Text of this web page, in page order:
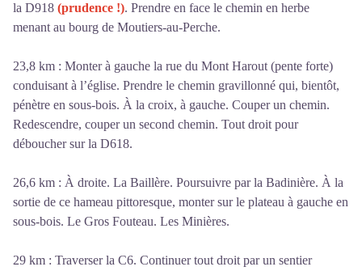
la D918 (prudence !). Prendre en face le chemin en herbe
menant au bourg de Moutiers-au-Perche.
23,8 km : Monter à gauche la rue du Mont Harout (pente forte)
conduisant à l’église. Prendre le chemin gravillonné qui, bientôt,
pénètre en sous-bois. À la croix, à gauche. Couper un chemin.
Redescendre, couper un second chemin. Tout droit pour
déboucher sur la D618.
26,6 km : À droite. La Baillère. Poursuivre par la Badinière. À la
sortie de ce hameau pittoresque, monter sur le plateau à gauche en
sous-bois. Le Gros Fouteau. Les Minières.
29 km : Traverser la C6. Continuer tout droit par un sentier